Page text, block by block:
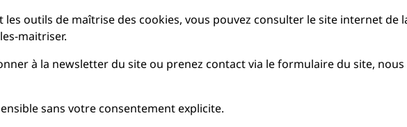
outils de maîtrise des cookies, vous pouvez consulter le site internet de
maitriser.
à la newsletter du site ou prenez contact via le formulaire du site,
sans votre consentement explicite.